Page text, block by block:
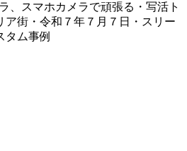
、スマホカメラで頑張る・写活ト
ア街・令和７年７月７日・スリー
タム事例